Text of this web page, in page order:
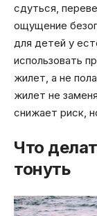
сдуться,
ощущение
для детей у
использовать
жилет, а не
жилет не
снижает риск,
Что
тонуть